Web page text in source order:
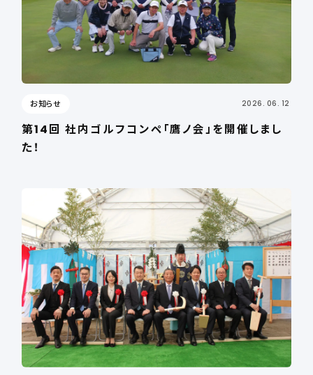
お知らせ 2026. 06. 12
第14回 社内ゴルフコンペ「鷹ノ会」を開催しまし
た！